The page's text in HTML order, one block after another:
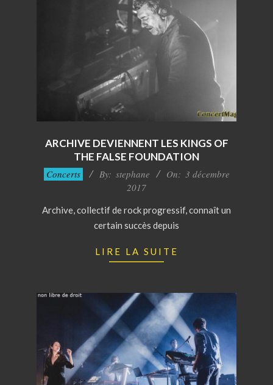
ARCHIVE DEVIENNENT LES KINGS OF
THE FALSE FOUNDATION
2017-
Concerts By: stephane On: 3 décembre
2017
Archive, collectif de rock progressif, connaît un
certain succès depuis
LIRE LA SUITE